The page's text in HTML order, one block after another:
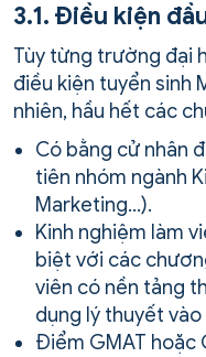
3.1. Điều kiện
Tùy từng trường đại
điều kiện tuyển sinh
nhiên, hầu hết các
Có bằng cử nhân
tiên nhóm ngành
Marketing…).
Kinh nghiệm làm
biệt với các
viên có nền tảng
dụng lý thuyết
Điểm GMAT hoặc